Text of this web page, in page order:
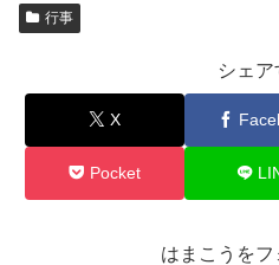
行事
シェア
X
Pocket
はまこうをフ